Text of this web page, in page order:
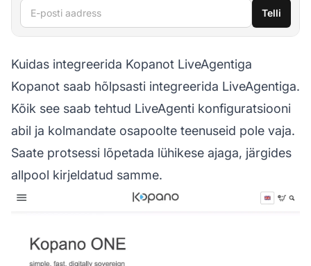
E-posti aadress Telli
Kuidas integreerida Kopanot LiveAgentiga
Kopanot saab hõlpsasti integreerida LiveAgentiga.
Kõik see saab tehtud LiveAgenti konfiguratsiooni
abil ja kolmandate osapoolte teenuseid pole vaja.
Saate protsessi lõpetada lühikese ajaga, järgides
allpool kirjeldatud samme.